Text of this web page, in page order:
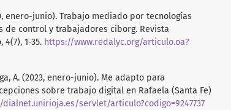
enero-junio). Trabajo mediado por tecnologías
de control y trabajadores ciborg. Revista
1-35. https://www.redalyc.org/articulo.oa?
A. (2023, enero-junio). Me adapto para
sobre trabajo digital en Rafaela (Santa Fe)
servlet/articulo?codigo=9247737